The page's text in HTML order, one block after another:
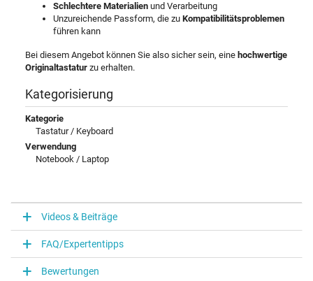
Schlechtere Materialien und Verarbeitung
Unzureichende Passform, die zu Kompatibilitätsproblemen
führen kann
Bei diesem Angebot können Sie also sicher sein, eine hochwertige
Originaltastatur zu erhalten.
Kategorisierung
Kategorie
Tastatur / Keyboard
Verwendung
Notebook / Laptop
Videos & Beiträge
FAQ/Expertentipps
Bewertungen